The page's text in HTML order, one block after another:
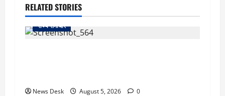
RELATED STORIES
राज्य समाचार
News Desk August 5, 2026
0